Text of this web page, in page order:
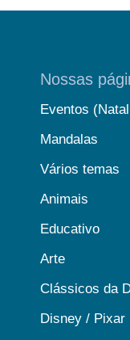
Nossas
Eventos
Mandalas
Vários temas
Animais
Educativo
Arte
Clássicos da
Disney / Pixar